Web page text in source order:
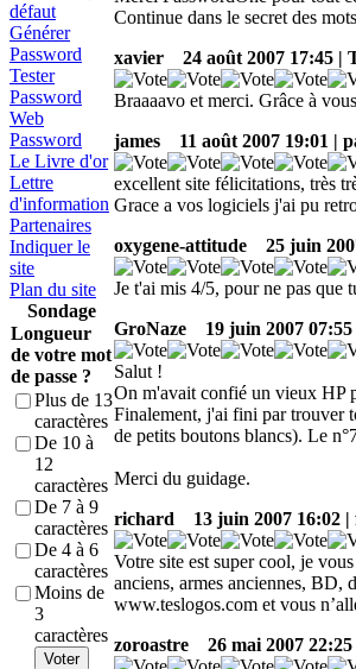
défaut
Générer
Password
Tester
Password
Web
Password
Le Livre d'or
Lettre
d'information
Partenaires
Indiquer le
site
Plan du site
Sondage
Longueur
de votre mot
de passe ?
Plus de 13
caractères
De 10 à
12
caractères
De 7 à 9
caractères
De 4 à 6
caractères
Moins de
3
caractères
Voter
Continue dans le secret des
xavier
24 août 2007 17:45 |
Braaaavo et merci. Grâce à
james
11 août 2007 19:01 |
excellent site félicitations, très
Grace a vos logiciels j'ai pu
oxygene-attitude
25 juin
Je t'ai mis 4/5, pour ne pas que
GroNaze
19 juin 2007
Salut !
On m'avait confié un vieux HP
Finalement, j'ai fini par trouver
de petits boutons blancs). Le
Merci du guidage.
richard
13 juin 2007 16:02 |
Votre site est super cool, je
anciens, armes anciennes, BD,
www.teslogos.com et vous
zoroastre
26 mai 2007